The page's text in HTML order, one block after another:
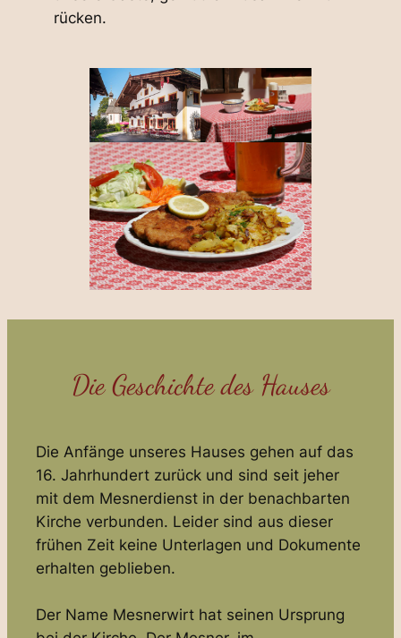
rücken.
Die Geschichte des Hauses
Die Anfänge unseres Hauses gehen auf das
16. Jahrhundert zurück und sind seit jeher
mit dem Mesnerdienst in der benachbarten
Kirche verbunden. Leider sind aus dieser
frühen Zeit keine Unterlagen und Dokumente
erhalten geblieben.
Der Name Mesnerwirt hat seinen Ursprung